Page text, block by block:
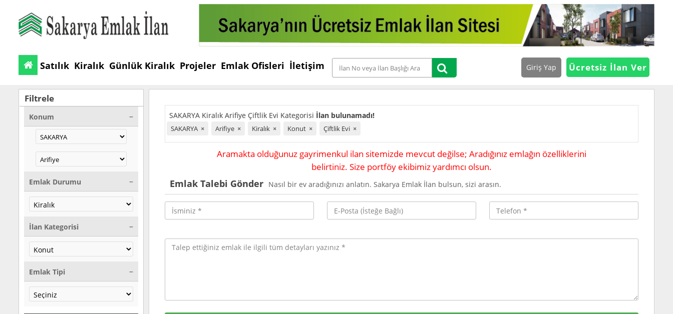
Satılık Kiralık Günlük Kiralık Projeler Emlak Ofisleri İletişim Giriş Yap Ücretsiz İlan Ver
Filtrele
Konum
Emlak Durumu
İlan Kategorisi
Emlak Tipi
SAKARYA Kiralık Arifiye Çiftlik Evi Kategorisi İlan bulunamadı!
SAKARYA × Arifiye × Kiralık × Konut × Çiftlik Evi ×
Aramakta olduğunuz gayrimenkul ilan sitemizde mevcut değilse; Aradığınız emlağın özelliklerini
belirtiniz. Size portföy ekibimiz yardımcı olsun.
Emlak Talebi Gönder Nasıl bir ev aradığınızı anlatın. Sakarya Emlak İlan bulsun, sizi arasın.